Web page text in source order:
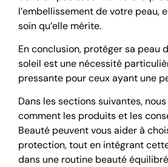
l’embellissement de votre peau,
soin qu’elle mérite.
En conclusion, protéger sa peau
soleil est une nécessité
pressante pour ceux ayant une
Dans les sections suivantes,
comment les produits et les
Beauté peuvent vous aider à
protection, tout en intégrant
dans une routine beauté